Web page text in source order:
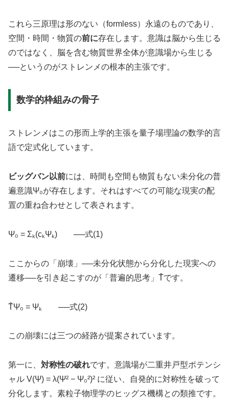
これら三原理は形のない（formless）永遠のものであり、
空間・時間・物質の前に存在します。意識は脳から生じる
のではなく、脳を含む物質世界全体が意識場から生じる
──というのがストレンメの根本的主張です。
数学的枠組みの骨子
ストレンメはこの形而上学的主張を量子場理論の数学的言
語で定式化しています。
ビッグバン以前には、時間も空間も物質もない未分化の普
遍意識Ψ₀が存在します。それはすべての可能な現実の配
置の重ね合わせとして表されます。
Ψ₀ = Σₖ(cₖΨₖ) ──式(1)
ここからの「崩壊」──未分化状態から分化した現実への
遷移──を引き起こすのが「普遍的思考」T̂です。
T̂Ψ₀ = Ψₖ ──式(2)
この崩壊には三つの経路が提案されています。
第一に、 対称性の破れです。意識場が二重井戸型ポテンシ
ャル V(Ψ) = λ(Ψ² − Ψ₀²)² に従い、自発的に対称性を破って
分化します。素粒子物理学のヒッグス機構との類推です。